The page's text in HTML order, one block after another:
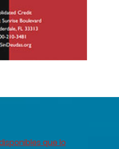
que lo